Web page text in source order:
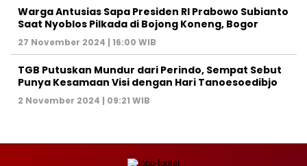
Warga Antusias Sapa Presiden RI Prabowo Subianto
Saat Nyoblos Pilkada di Bojong Koneng, Bogor
27 November 2024 | 16:00 WIB
TGB Putuskan Mundur dari Perindo, Sempat Sebut
Punya Kesamaan Visi dengan Hari Tanoesoedibjo
2 November 2024 | 09:21 WIB